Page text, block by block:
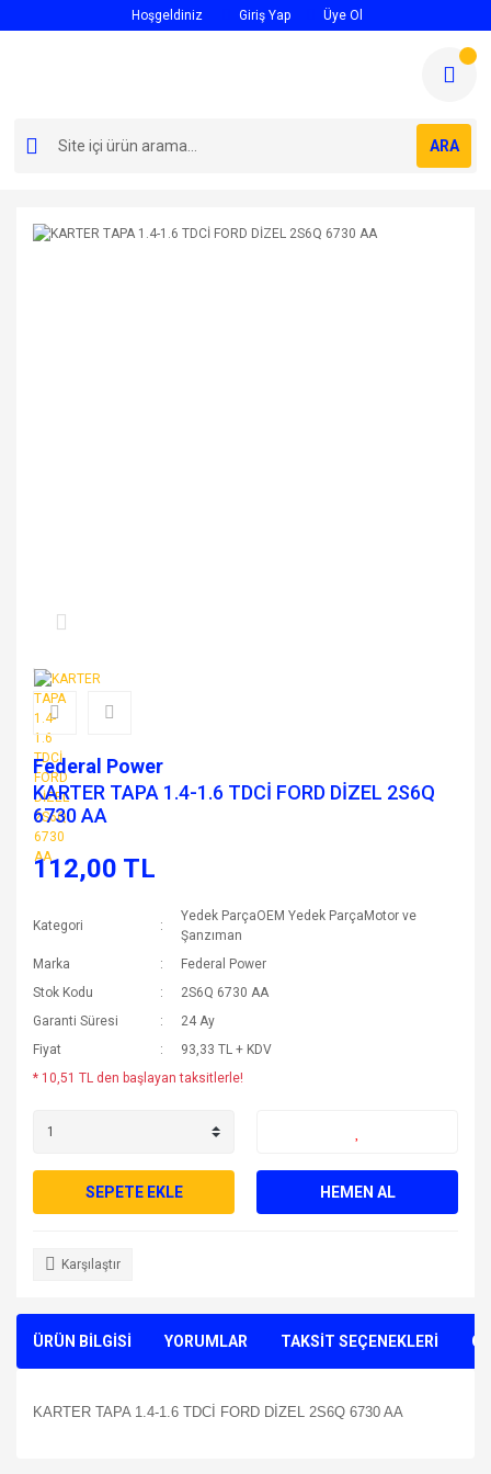
Hoşgeldiniz Giriş Yap Üye Ol
ARA
Federal Power
KARTER TAPA 1.4-1.6 TDCİ FORD DİZEL 2S6Q
6730 AA
112,00 TL
Kategori
Yedek ParçaOEM Yedek ParçaMotor ve
Şanzıman
Marka
Federal Power
Stok Kodu
2S6Q 6730 AA
Garanti Süresi
24 Ay
Fiyat
93,33 TL + KDV
* 10,51 TL den başlayan taksitlerle!
SEPETE EKLE HEMEN AL
Karşılaştır
ÜRÜN BİLGİSİ YORUMLAR TAKSİT SEÇENEKLERİ
KARTER TAPA 1.4-1.6 TDCİ FORD DİZEL 2S6Q 6730 AA